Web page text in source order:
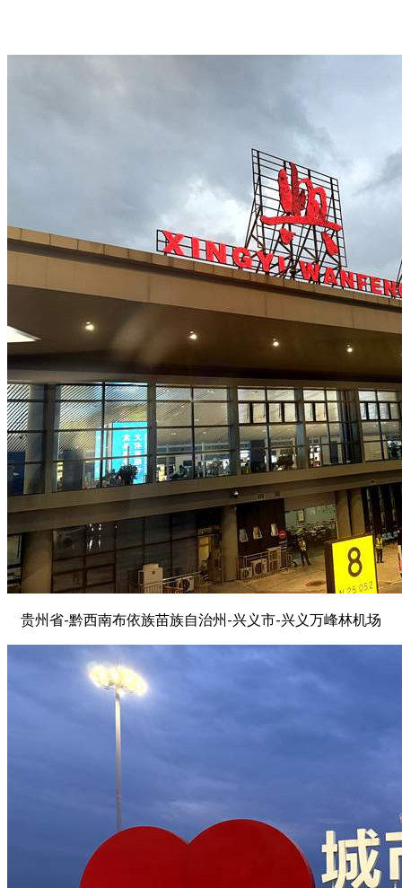
贵州省-黔西南布依族苗族自治州-兴义市-兴义万峰林机场